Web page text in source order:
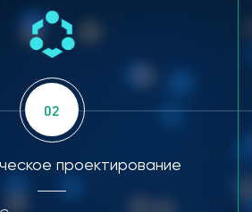
02
проектирование